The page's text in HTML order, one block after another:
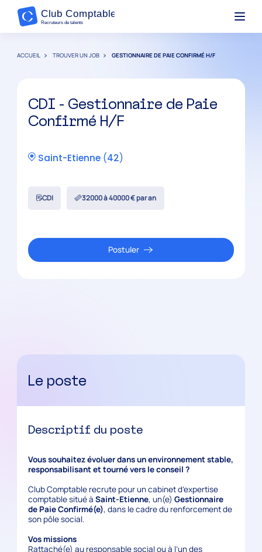
ACCUEIL TROUVER UN JOB GESTIONNAIRE DE PAIE CONFIRMÉ H/F
CDI - Gestionnaire de Paie
Confirmé H/F
Saint-Etienne(42)
CDI 32000 à 40000 € par an
Postuler
Le poste
Descriptif du poste
Vous souhaitez évoluer dans un environnement stable,
responsabilisant et tourné vers le conseil ?
Club Comptable recrute pour un cabinet d’expertise
comptable situé àSaint-Etienne, un(e)Gestionnaire
de Paie Confirmé(e), dans le cadre du renforcement de
son pôle social.
Vos missions
Rattaché(e) au responsable social ou à l’un des